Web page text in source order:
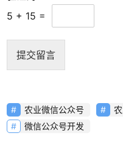
5 + 15 =
提交留言
农业微信公众号
微信公众号开发